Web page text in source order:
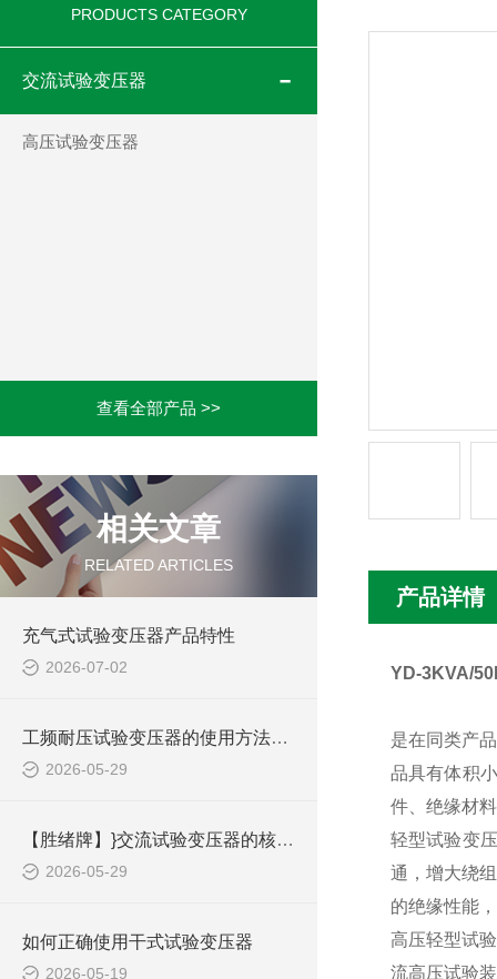
PRODUCTS CATEGORY
交流试验变压器
高压试验变压器
查看全部产品 >>
相关文章
RELATED ARTICLES
充气式试验变压器产品特性
2026-07-02
工频耐压试验变压器的使用方法是什么？
2026-05-29
【胜绪牌】}交流试验变压器的核心结果与分类
2026-05-29
如何正确使用干式试验变压器
2026-05-19
产品详情
YD-3KVA/
是在同类产
品具有体积
件、绝缘材
轻型试验变
通，增大绕
的绝缘性能
高压轻型试
流高压试验